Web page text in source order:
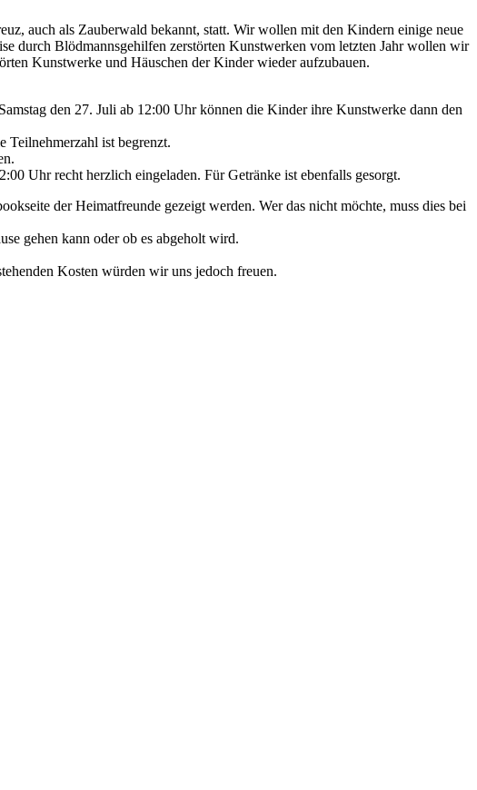
auch als Zauberwald bekannt, statt. Wir wollen mit den Kindern einige neue
durch Blödmannsgehilfen zerstörten Kunstwerken vom letzten Jahr wollen wir
Kunstwerke und Häuschen der Kinder wieder aufzubauen.
den 27. Juli ab 12:00 Uhr können die Kinder ihre Kunstwerke dann den
Teilnehmerzahl ist begrenzt.
Uhr recht herzlich eingeladen. Für Getränke ist ebenfalls gesorgt.
der Heimatfreunde gezeigt werden. Wer das nicht möchte, muss dies bei
gehen kann oder ob es abgeholt wird.
Kosten würden wir uns jedoch freuen.